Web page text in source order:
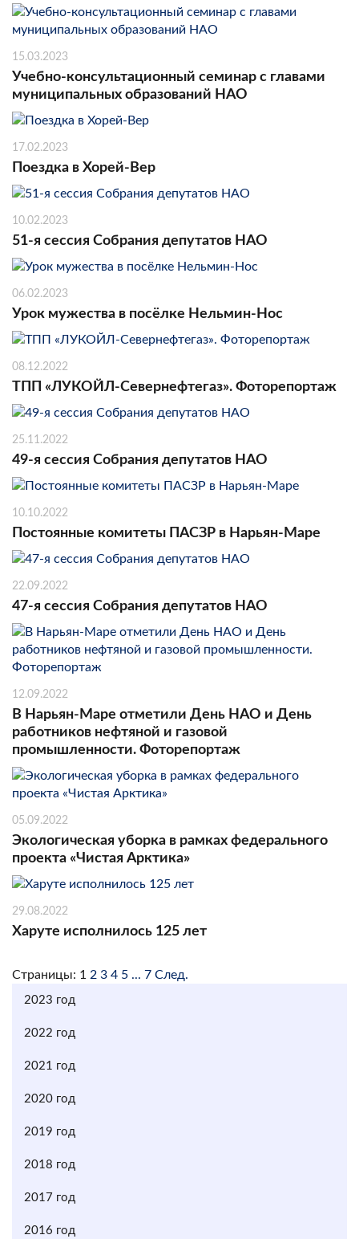
15.03.2023
Учебно-консультационный семинар с главами
муниципальных образований НАО
17.02.2023
Поездка в Хорей-Вер
10.02.2023
51-я сессия Собрания депутатов НАО
06.02.2023
Урок мужества в посёлке Нельмин-Нос
08.12.2022
ТПП «ЛУКОЙЛ-Севернефтегаз». Фоторепортаж
25.11.2022
49-я сессия Собрания депутатов НАО
10.10.2022
Постоянные комитеты ПАСЗР в Нарьян-Маре
22.09.2022
47-я сессия Собрания депутатов НАО
12.09.2022
В Нарьян-Маре отметили День НАО и День
работников нефтяной и газовой
промышленности. Фоторепортаж
05.09.2022
Экологическая уборка в рамках федерального
проекта «Чистая Арктика»
29.08.2022
Харуте исполнилось 125 лет
Страницы: 1 2 3 4 5 ... 7 След.
2023 год
2022 год
2021 год
2020 год
2019 год
2018 год
2017 год
2016 год